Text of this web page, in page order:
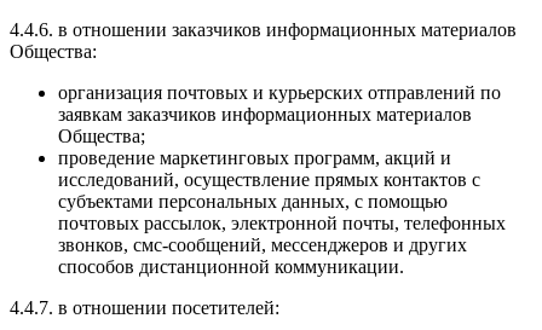
4.4.6. в отношении заказчиков информационных материалов
Общества:
организация почтовых и курьерских отправлений по
заявкам заказчиков информационных материалов
Общества;
проведение маркетинговых программ, акций и
исследований, осуществление прямых контактов с
субъектами персональных данных, с помощью
почтовых рассылок, электронной почты, телефонных
звонков, смс-сообщений, мессенджеров и других
способов дистанционной коммуникации.
4.4.7. в отношении посетителей: